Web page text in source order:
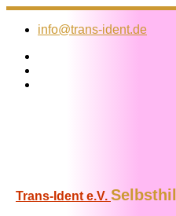
Zum
Inhalt
info@trans-ident.de
Trans-Ident e.V.